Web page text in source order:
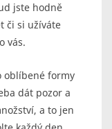
jste hodně
či si užíváte
vás.
oblíbené formy
dát pozor a
a to jen